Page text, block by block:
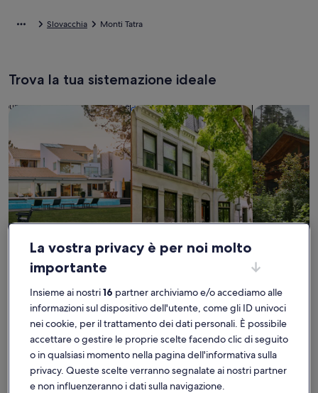
Slovacchia Monti Tatra
Trova la tua sistemazione ideale
Case
Cerca una casa
Appartamenti
Cerca un appartamentocerca baite
Monti Tatra: cerca case
vacanza vicine alle più
importanti attrazioni
La vostra privacy è per noi molto
importante
Insieme ai nostri16 partner archiviamo e/o accediamo alle
informazioni sul dispositivo dell'utente, come gli ID univoci
nei cookie, per il trattamento dei dati personali. È possibile
accettare o gestire le proprie scelte facendo clic di seguito
o in qualsiasi momento nella pagina dell'informativa sulla
privacy. Queste scelte verranno segnalate ai nostri partner
e non influenzeranno i dati sulla navigazione.